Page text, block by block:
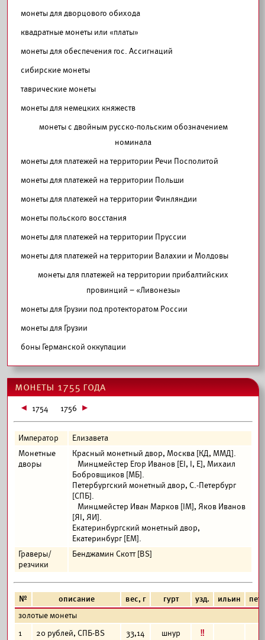
монеты для дворцового обихода
квадратные монеты или «платы»
монеты для обеспечения гос. Ассигнаций
сибирские монеты
таврические монеты
монеты для немецких княжеств
монеты с двойным русско-польским обозначением
номинала
монеты для платежей на территории Речи Посполитой
монеты для платежей на территории Польши
монеты для платежей на территории Финляндии
монеты польского восстания
монеты для платежей на территории Пруссии
монеты для платежей на территории Валахии и Молдовы
монеты для платежей на территории прибалтийских
провинций – «Ливонезы»
монеты для Грузии под протекторатом России
монеты для Грузии
боны Германской оккупации
монеты 1755 года
1754 1756
Император
Елизавета
Монетные
дворы
Красный монетный двор, Москва [КД, ММД].
Минцмейстер Егор Иванов [ЕI, I, Е], Михаил
Бобровщиков [МБ].
Петербургский монетный двор, С.-Петербург
[СПБ].
Минцмейстер Иван Марков [IМ], Яков Иванов
[ЯI, ЯИ].
Екатеринбургский монетный двор,
Екатеринбург [ЕМ].
Граверы/
резчики
Бенджамин Скотт [BS]
№ описание вес, г гурт узд. ильин
золотые монеты
1
20 рублей, СПБ-BS 33,14 шнур е